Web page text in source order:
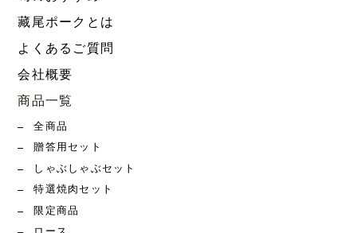
藏尾ポークとは
よくあるご質問
会社概要
商品一覧
全商品
贈答用セット
しゃぶしゃぶセット
特選焼肉セット
限定商品